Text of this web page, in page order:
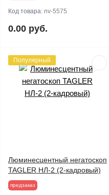
Код товара: nv-5575
0.00 руб.
Популярный
Люминесцентный негатоскоп
TAGLER НЛ-2 (2-кадровый)
предзаказ